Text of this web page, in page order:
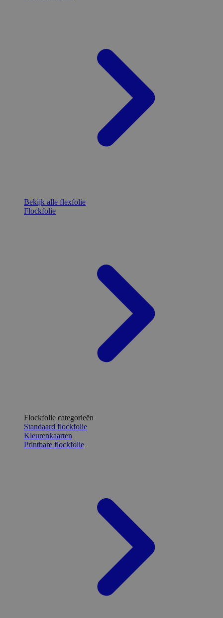
Bekijk alle flexfolie
Flockfolie
Flockfolie categorieën
Standaard flockfolie
Kleurenkaarten
Printbare flockfolie